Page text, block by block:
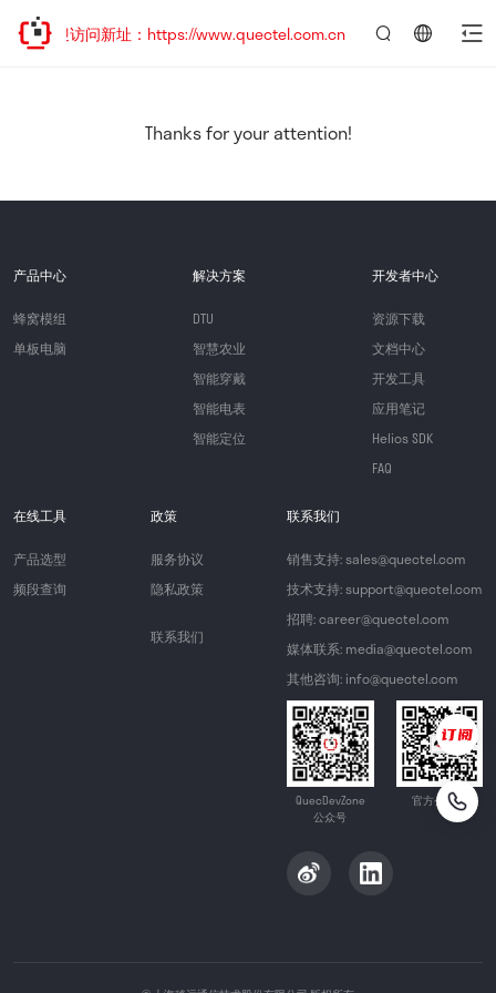
移，欢迎访问新址：https://www.quectel.com.cn
Thanks for your attention!
产品中心
蜂窝模组
单板电脑
解决方案
DTU
智慧农业
智能穿戴
智能电表
智能定位
开发者中心
资源下载
文档中心
开发工具
应用笔记
Helios SDK
FAQ
在线工具
产品选型
频段查询
政策
服务协议
隐私政策
联系我们
联系我们
销售支持: sales@quectel.com
技术支持: support@quectel.com
招聘: career@quectel.com
媒体联系: media@quectel.com
其他咨询: info@quectel.com
QuecDevZone
公众号
官方公众号